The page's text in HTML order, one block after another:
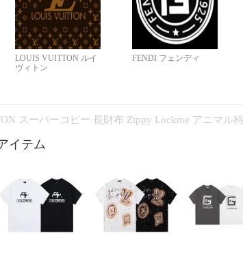
LOUIS VUITTON ルイ
ヴィトン
FENDI フェンディ
スーパーコピー 長財布 Zippy Lockme アニマル
イテム